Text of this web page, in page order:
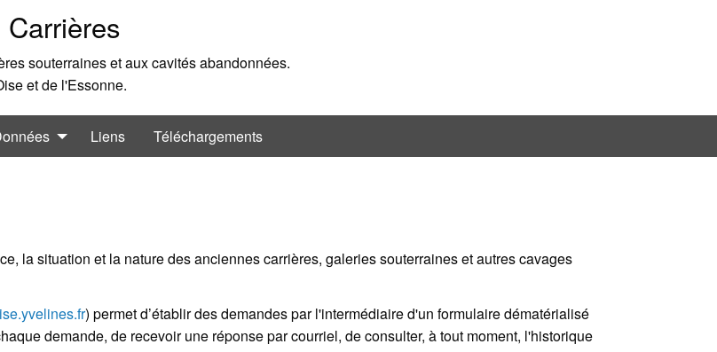
souterraines et aux cavités abandonnées.
et de l'Essonne.
Liens Téléchargements
la situation et la nature des anciennes carrières, galeries souterraines et autres cavages
) permet d’établir des demandes par l'intermédiaire d'un formulaire dématérialisé
demande, de recevoir une réponse par courriel, de consulter, à tout moment, l'historique